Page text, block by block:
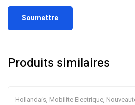
Produits similaires
Hollandais, Mobilite Electrique,